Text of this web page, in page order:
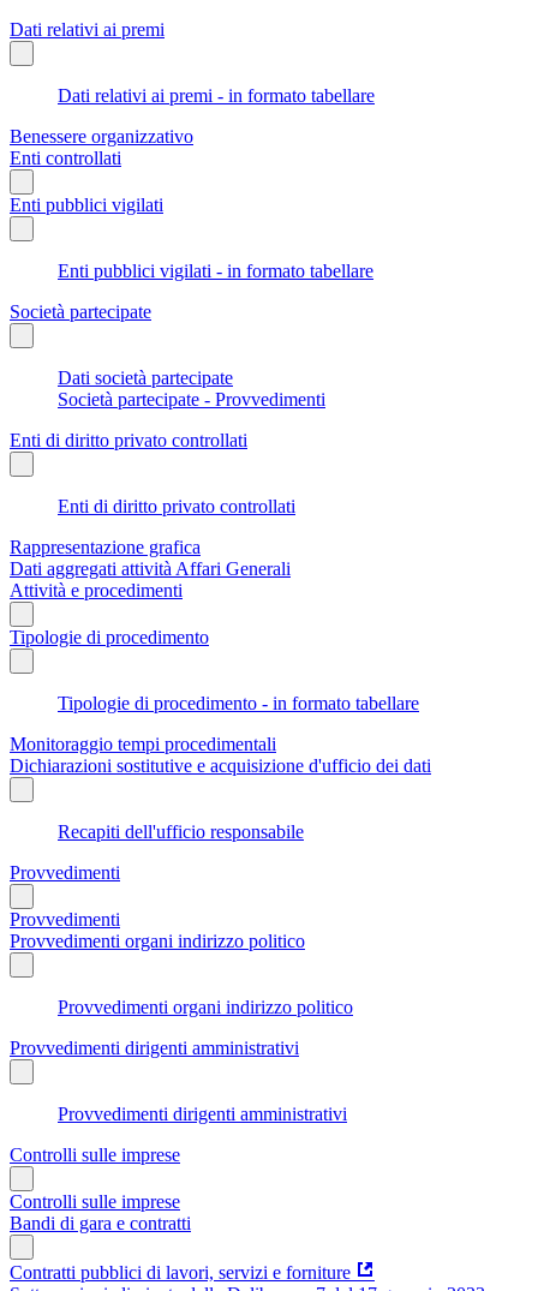
Dati relativi ai premi
Dati relativi ai premi - in formato tabellare
Benessere organizzativo
Enti controllati
Enti pubblici vigilati
Enti pubblici vigilati - in formato tabellare
Società partecipate
Dati società partecipate
Società partecipate - Provvedimenti
Enti di diritto privato controllati
Enti di diritto privato controllati
Rappresentazione grafica
Dati aggregati attività Affari Generali
Attività e procedimenti
Tipologie di procedimento
Tipologie di procedimento - in formato tabellare
Monitoraggio tempi procedimentali
Dichiarazioni sostitutive e acquisizione d'ufficio dei dati
Recapiti dell'ufficio responsabile
Provvedimenti
Provvedimenti
Provvedimenti organi indirizzo politico
Provvedimenti organi indirizzo politico
Provvedimenti dirigenti amministrativi
Provvedimenti dirigenti amministrativi
Controlli sulle imprese
Controlli sulle imprese
Bandi di gara e contratti
Contratti pubblici di lavori, servizi e forniture